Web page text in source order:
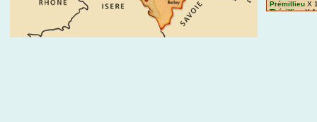
Prémillieu X
ThézillieuX